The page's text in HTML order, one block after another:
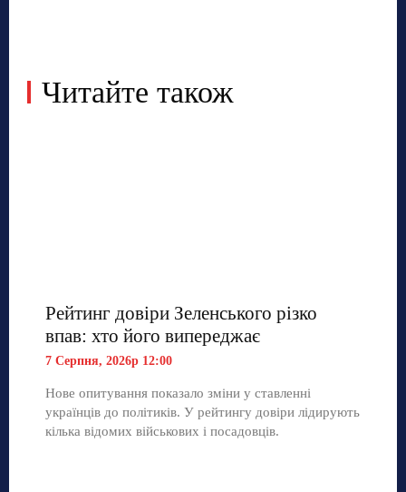
Читайте також
Рейтинг довіри Зеленського різко
впав: хто його випереджає
7 Серпня, 2026р 12:00
Нове опитування показало зміни у ставленні
українців до політиків. У рейтингу довіри лідирують
кілька відомих військових і посадовців.